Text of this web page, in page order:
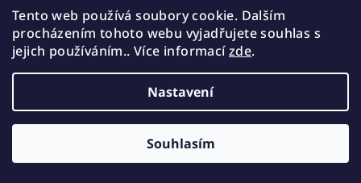
Tento web používá soubory cookie. Dalším
procházením tohoto webu vyjadřujete souhlas s
jejich používáním.. Více informacízde.
Nastavení
Souhlasím
Motiv: Víla oranžová
Doba dodání 1-2 týdny (2 ks) 20298/VIL3
610 Kč
+